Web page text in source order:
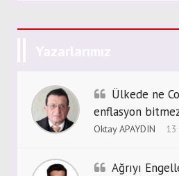
Yazarlarımız
Ülkede ne
enflasyon
Oktay APAYDIN 13
Ağrıyı